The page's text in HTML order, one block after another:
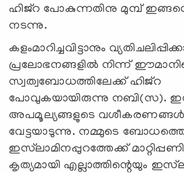
ഹിജ്‌റ പോകുന്നതിനു മുമ്പ്
നടന്നു.
കളംമാറിച്ചവിട്ടാനും
പ്രലോഭനങ്ങളില്‍ നിന്ന്
സ്വത്വബോധത്തിലേക്ക് ഹിജ്‌റ
പോവുകയായിരുന്നു നബി(സ).
അപമൂല്യങ്ങളുടെ വശീകരണങ്ങള്‍
വേട്ടയാടുന്നു. നമ്മുടെ
ഇസ്‌ലാമിനപ്പുറത്തേക്ക്
കൃത്യമായി എല്ലാത്തിന്റെയും